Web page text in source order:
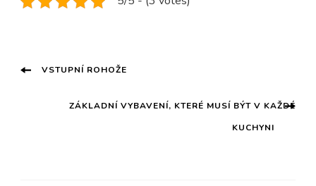
Navigace
příspěvku
VSTUPNÍ ROHOŽE
ZÁKLADNÍ VYBAVENÍ, KTERÉ MUSÍ BÝT V KAŽDÉ
KUCHYNI